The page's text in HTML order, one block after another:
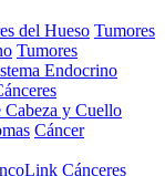
del Hueso Tumores
Tumores
Endocrino
Cabeza y Cuello
Cáncer
Cánceres